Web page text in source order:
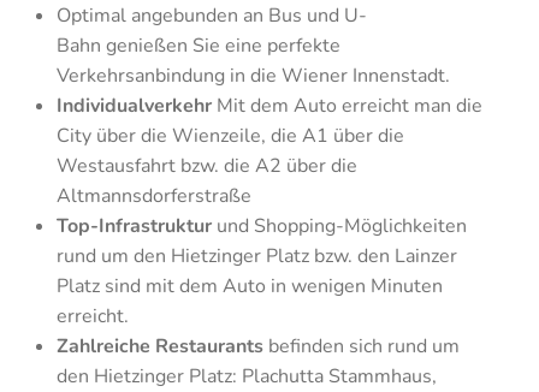
Optimal angebunden an Bus und U-
Bahn genießen Sie eine perfekte
Verkehrsanbindung in die Wiener Innenstadt.
Individualverkehr Mit dem Auto erreicht man die
City über die Wienzeile, die A1 über die
Westausfahrt bzw. die A2 über die
Altmannsdorferstraße
Top-Infrastruktur und Shopping-Möglichkeiten
rund um den Hietzinger Platz bzw. den Lainzer
Platz sind mit dem Auto in wenigen Minuten
erreicht.
Zahlreiche Restaurants befinden sich rund um
den Hietzinger Platz: Plachutta Stammhaus,